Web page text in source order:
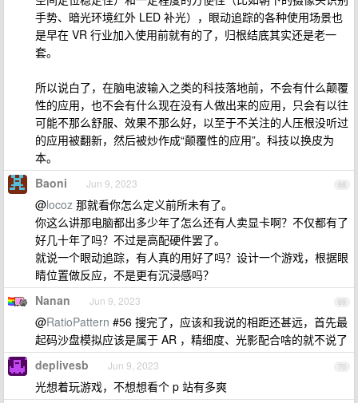
手势、暗光环境红外 LED 补光），眼动追踪的各种使用场景也
是早在 VR 行业加入使用前就有的了，归根结底其实还是老一
套。
所以说白了，在脑电波输入之类的科技落地前，不会有什么颠覆
性的应用，也不会有什么现在没有人做出来的应用，只会有以往
可能不那么舒服、效果不那么好，以至于不关注的人压根没听过
的应用被翻新，然后被炒作成“颠覆性的应用”。科技以换皮为
本。
68
Baoni Jun 9, 2023
@locoz 那就看你怎么定义前所未有了。
你这么讲那电脑都出多少年了怎么还有人卖显卡啊？不仅都有了
好几十年了吗？不过是高配硬件罢了。
就说一个眼动追踪，有人真的用好了吗？设计一个游戏，根据眼
睛位置做反应，不是更有沉浸感吗？
69
Nanan Jun 9, 2023
@RatioPattern #56 搜完了，应该和我说的相距还甚远，首先最
起码沙盘模拟应该是属于 AR ，精细度、光影配合啥的就不说了
70
deplivesb Jun 9, 2023
光想着玩游戏，不想想看个 p 站有多爽